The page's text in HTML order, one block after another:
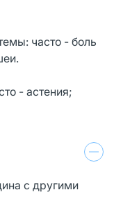
часто - боль
- астения;
с другими